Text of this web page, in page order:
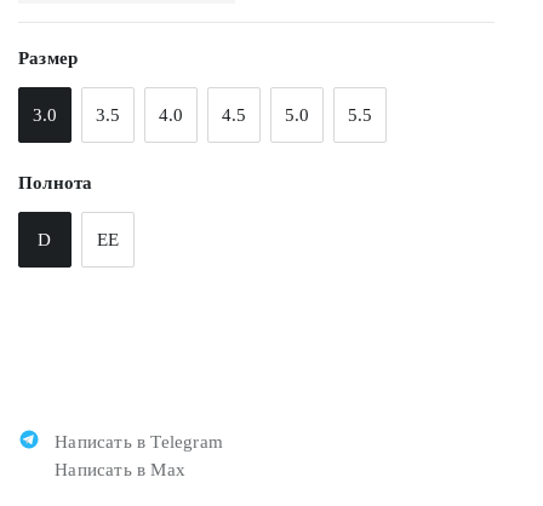
Размер
3.0 3.5 4.0 4.5 5.0 5.5
Полнота
D EE
Написать в Telegram
Написать в Max